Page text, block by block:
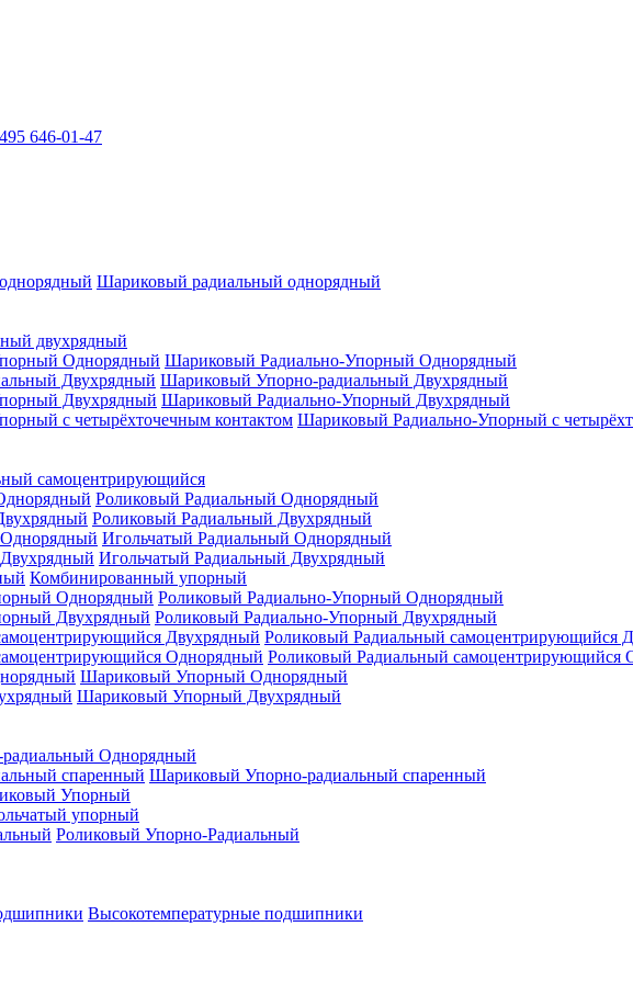
646-01-47
Шариковый радиальный однорядный
двухрядный
Шариковый Радиально-Упорный Однорядный
Шариковый Упорно-радиальный Двухрядный
Шариковый Радиально-Упорный Двухрядный
Шариковый Радиально-Упорный с
самоцентрирующийся
Роликовый Радиальный Однорядный
Роликовый Радиальный Двухрядный
Игольчатый Радиальный Однорядный
Игольчатый Радиальный Двухрядный
Комбинированный упорный
Роликовый Радиально-Упорный Однорядный
Роликовый Радиально-Упорный Двухрядный
Роликовый Радиальный самоцентрирующийся
Роликовый Радиальный самоцентрирующийся
Шариковый Упорный Однорядный
Шариковый Упорный Двухрядный
Однорядный
Шариковый Упорно-радиальный спаренный
Упорный
упорный
Роликовый Упорно-Радиальный
Высокотемпературные подшипники